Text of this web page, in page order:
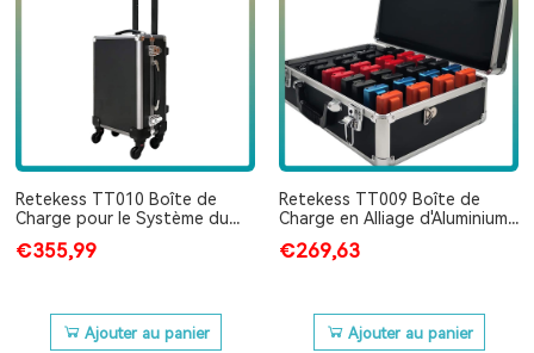
Retekess TT010 Boîte de
Charge pour le Système du
Emplacements Boîte de
€355,99
Ajouter au panier
Retekess TT009 Boîte de
Charge en Alliage d'Aluminium
Système de Guide Touristique
€269,63
Ajouter au panier